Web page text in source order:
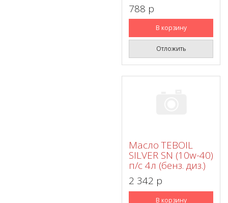
788 p
В корзину
Отложить
Масло TEBOIL
SILVER SN (10w-40)
п/с 4л (бенз. диз.)
2 342 p
В корзину